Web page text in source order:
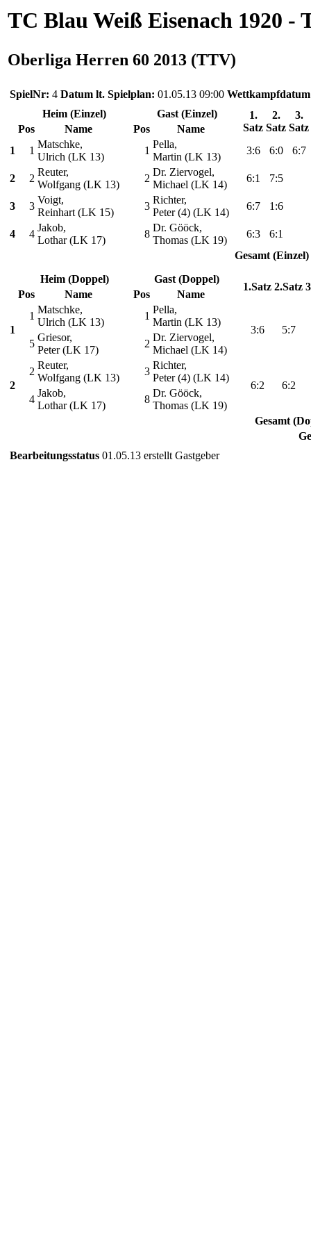
TC Blau Weiß Eisenach 1920 -
Oberliga Herren 60 2013 (TTV)
SpielNr: 4 Datum lt. Spielplan: 01.05.13 09:00
Heim (Einzel)
Gast (Einzel)
1.
Satz
2.
Satz
3.
Satz
Pos Name Pos
Name
1
1
Matschke,
Ulrich (LK 13)
1
Pella,
Martin (LK 13)
3:6 6:0 6:7
2 2
Reuter,
Wolfgang (LK 13)
2
Dr. Ziervogel,
Michael (LK 14)
6:1 7:5
3 3
Voigt,
Reinhart (LK 15)
3
Richter,
Peter (4) (LK 14)
6:7 1:6
4 4
Jakob,
Lothar (LK 17)
8
Dr. Gööck,
Thomas (LK 19)
6:3
6:1
Gesamt (Einzel)
Heim (Doppel)
Gast (Doppel)
1.Satz 2.Satz
Pos Name Pos Name
1
1
Matschke,
Ulrich (LK 13)
1
Pella,
Martin (LK 13)
3:6
5:7
5
Griesor,
Peter (LK 17)
2
Dr. Ziervogel,
Michael (LK 14)
2
2
Reuter,
Wolfgang (LK 13)
3
Richter,
Peter (4) (LK 14)
6:2
6:2
4
Jakob,
Lothar (LK 17)
8
Dr. Gööck,
Thomas (LK 19)
Gesamt
Bearbeitungsstatus 01.05.13 erstellt Gastgeber